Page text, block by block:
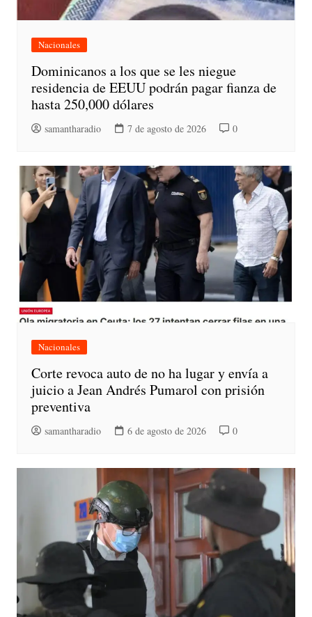
Nacionales
Dominicanos a los que se les niegue
residencia de EEUU podrán pagar fianza de
hasta 250,000 dólares
samantharadio 7 de agosto de 2026 0
Nacionales
Corte revoca auto de no ha lugar y envía a
juicio a Jean Andrés Pumarol con prisión
preventiva
samantharadio 6 de agosto de 2026 0